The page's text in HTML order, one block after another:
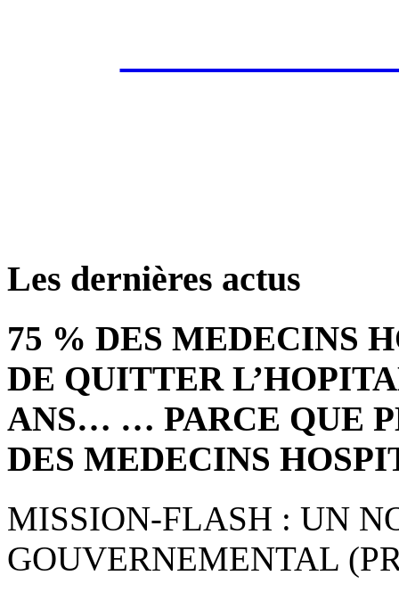
Les dernières actus
75 % DES MEDECINS
DE QUITTER
ANS… … PARCE QUE
DES MEDECINS
MISSION-FLASH : UN
GOUVERNEMENTAL